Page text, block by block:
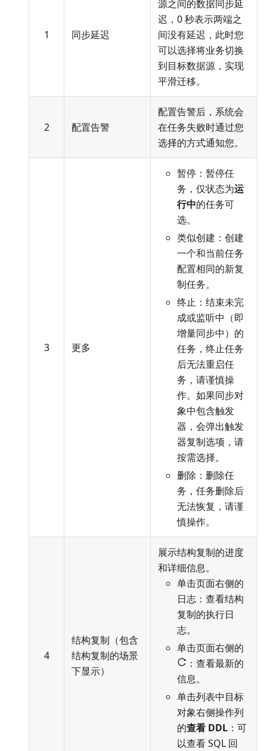
1 同步延迟
源之间的数据同步延
迟，0 秒表示两端之
间没有延迟，此时您
可以选择将业务切换
到目标数据源，实现
平滑迁移。
2 配置告警
配置告警后，系统会
在任务失败时通过您
选择的方式通知您。
3 更多
暂停：暂停任
务，仅状态为运
行中的任务可
选。
类似创建：创建
一个和当前任务
配置相同的新复
制任务。
终止：结束未完
成或监听中（即
增量同步中）的
任务，终止任务
后无法重启任
务，请谨慎操
作。如果同步对
象中包含触发
器，会弹出触发
器复制选项，请
按需选择。
删除：删除任
务，任务删除后
无法恢复，请谨
慎操作。
4
结构复制（包含
结构复制的场景
下显示）
展示结构复制的进度
和详细信息。
单击页面右侧的
日志：查看结构
复制的执行日
志。
单击页面右侧的
：查看最新的
信息。
单击列表中目标
对象右侧操作列
的查看 DDL ：可
以查看 SQL 回